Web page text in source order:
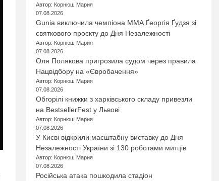
Автор: Корнюш Мария
07.08.2026
Gunia виключила чемпіона ММА Ґеоргія Ґудзя зі
святкового проєкту до Дня Незалежності
Автор: Корнюш Мария
07.08.2026
Оля Полякова пригрозила судом через правила
Нацвідбору на «Євробачення»
Автор: Корнюш Мария
07.08.2026
Обгорілі книжки з харківського складу привезли
на BestsellerFest у Львові
Автор: Корнюш Мария
07.08.2026
У Києві відкрили масштабну виставку до Дня
Незалежності України зі 130 роботами митців
Автор: Корнюш Мария
07.08.2026
Російська атака пошкодила стадіон